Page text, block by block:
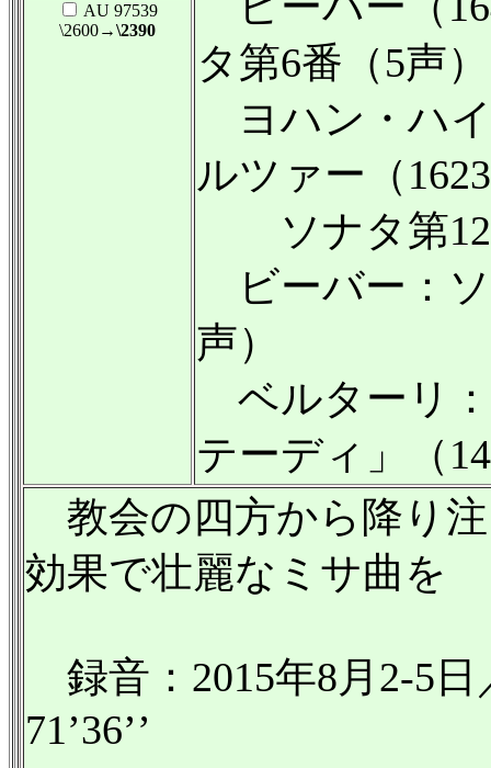
AU 97539
\2600→\2390
タ第6番（5声）
ヨハン・ハ
ルツァー（
ソナタ第12
ビーバー：
声）
ベルターリ
テーディ」（
教会の四方から降り
効果で壮麗なミサ曲を
録音：2015年8月2-5
71’36’’